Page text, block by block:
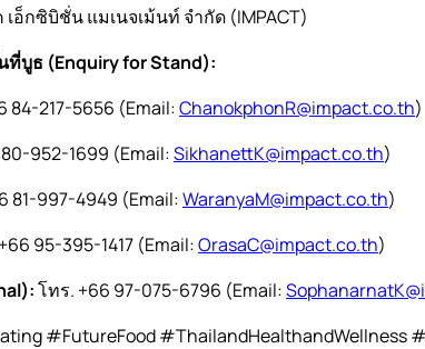
อ็กซิบิชั่น แมเนจเม้นท์ จำกัด (IMPACT)
ที่บูธ (Enquiry for Stand):
84-217-5656 (Email:ChanokphonR@impact.co.th)
952-1699 (Email:SikhanettK@impact.co.th)
81-997-4949 (Email:WaranyaM@impact.co.th)
95-395-1417 (Email:OrasaC@impact.co.th)
โทร. +66 97-075-6796 (Email:
#FutureFood